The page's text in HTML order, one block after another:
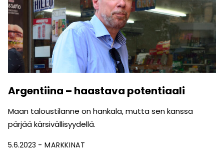
Argentiina – haastava potentiaali
Maan taloustilanne on hankala, mutta sen kanssa
pärjää kärsivällisyydellä.
5.6.2023 MARKKINAT